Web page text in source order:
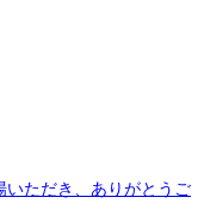
いただき、ありがとうご